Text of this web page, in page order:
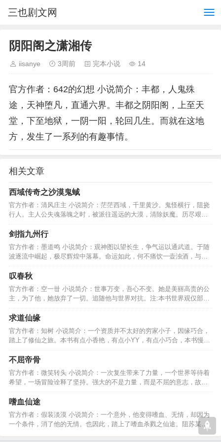
三也剧文网
阴阳阁之潇湘传
iisanye 3周前 完本小说 14
官方作者：642的幻想 小说简介：丰都，人鬼殊
途，天神堕凡，直通六界。丰都之阴阳阁，上至天
堂，下至地狱，一阴一阳，轮回几生。而就在这地
方，发生了一系列的有趣事情。
相关文章
西域传奇之沙漠鬼蜮
官方作者：清风庄主 小说简介：茫茫西域，千里黄沙。鬼怪横行，阻挠
行人。主人公失魂落魄之时，被派往遥远的大漠，清除妖魔。历尽艰险
困苦，最终完成使命。…
剑指九州行
官方作者：墨道鸣 小说简介：观神图以望长生，争气运以通武道。于随
波逐流中崛起，极尽辉煌中落幕。命运如此，何不痛饮一壶浊酒，与诸
君共勉一场江湖事………
叹春秋
官方作者：空一丗 小说简介：世事万变，吾心不变。她是美丽高贵的公
主，为了他，她放弃了一切。追随他与世界对抗。注:本书世界观仅部分
取材于春秋战国时代。…
求道仙缘
官方作者：知树 小说简介：一个资质并不太好的穷家小子，因缘巧合，
踏上了修仙之旅。本书有点小香艳，有点小YY，有点小巧合，本书慢热
型，可以养肥了再看！…
不屈帝骨
官方作者：微笑转头 小说简介：一次复生带来了力量，一个世界等待着
希望，一场冒险诠释了坚持。强大的不是力量，而是不屈的意志，故事
开始了，你准备好了吗？…
嗜血仙途
官方作者：假装淡漠 小说简介：一个意外，他变得嗜血、无情，却因为
一个条件，消了他的无情。也因此，踏上了嗜血杀戮之仙途。阻苏某